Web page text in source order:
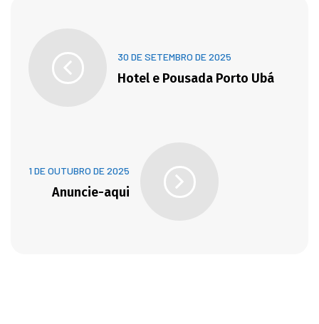
30 DE SETEMBRO DE 2025
Hotel e Pousada Porto Ubá
1 DE OUTUBRO DE 2025
Anuncie-aqui